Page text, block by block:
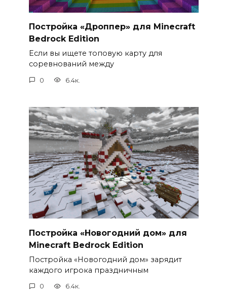
Постройка «Дроппер» для Minecraft
Bedrock Edition
Если вы ищете топовую карту для
соревнований между
0 6.4к.
Постройка «Новогодний дом» для
Minecraft Bedrock Edition
Постройка «Новогодний дом» зарядит
каждого игрока праздничным
0 6.4к.